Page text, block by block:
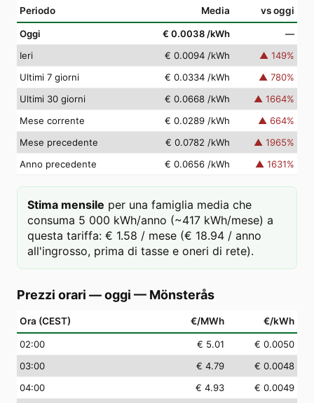
Periodo Media vs oggi
Oggi € 0.0038 /kWh
—
Ieri
€ 0.0094 /kWh ▲ 149%
Ultimi 7 giorni
€ 0.0334 /kWh ▲ 780%
Ultimi 30 giorni
€ 0.0668 /kWh ▲ 1664%
Mese corrente
€ 0.0289 /kWh ▲ 664%
Mese precedente
€ 0.0782 /kWh ▲ 1965%
Anno precedente
€ 0.0656 /kWh ▲ 1631%
Stima mensile per una famiglia media che
consuma 5 000 kWh/anno (~417 kWh/mese) a
questa tariffa: € 1.58 / mese (€ 18.94 / anno
all'ingrosso, prima di tasse e oneri di rete).
Prezzi orari — oggi — Mönsterås
Ora (CEST) €/MWh €/kWh
02:00 € 5.01
€ 0.0050
03:00 € 4.79
€ 0.0048
04:00 € 4.93
€ 0.0049